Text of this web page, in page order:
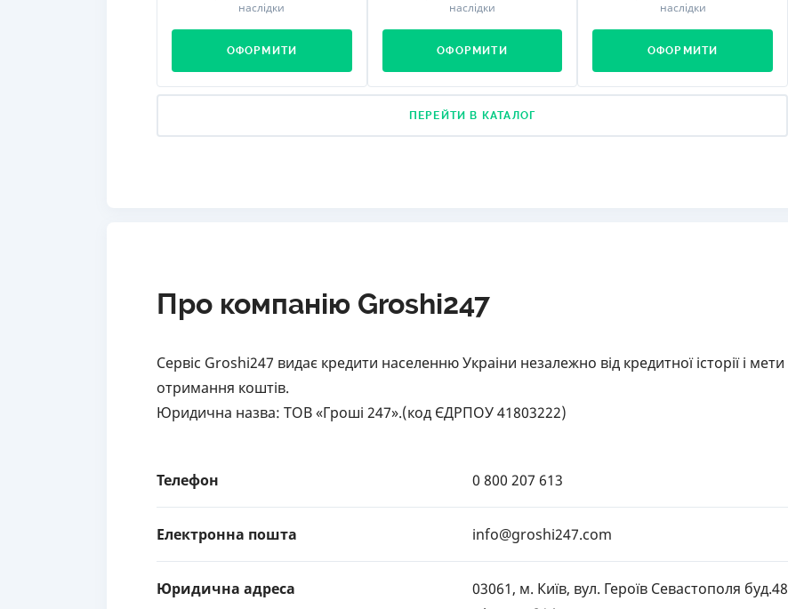
наслідки
ОФОРМИТИ
наслідки
ОФОРМИТИ
наслідки
ОФОРМИТИ
ПЕРЕЙТИ В КАТАЛОГ
Про компанію Groshi247
Сервіс Groshi247 видає кредити населенню Украіни незалежно від кредитної історії і мети
отримання коштів.
Юридична назва: ТОВ «Гроші 247».(код ЄДРПОУ 41803222)
Телефон 0 800 207 613
Електронна пошта info@groshi247.com
Юридична адреса
03061, м. Київ, вул. Героїв Севастополя буд.48